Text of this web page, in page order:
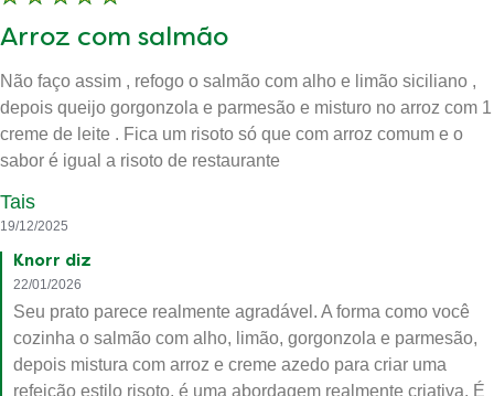
Arroz com salmão
Não faço assim , refogo o salmão com alho e limão siciliano ,
depois queijo gorgonzola e parmesão e misturo no arroz com 1
creme de leite . Fica um risoto só que com arroz comum e o
sabor é igual a risoto de restaurante
Tais
19/12/2025
Knorr diz
22/01/2026
Seu prato parece realmente agradável. A forma como você
cozinha o salmão com alho, limão, gorgonzola e parmesão,
depois mistura com arroz e creme azedo para criar uma
refeição estilo risoto, é uma abordagem realmente criativa. É